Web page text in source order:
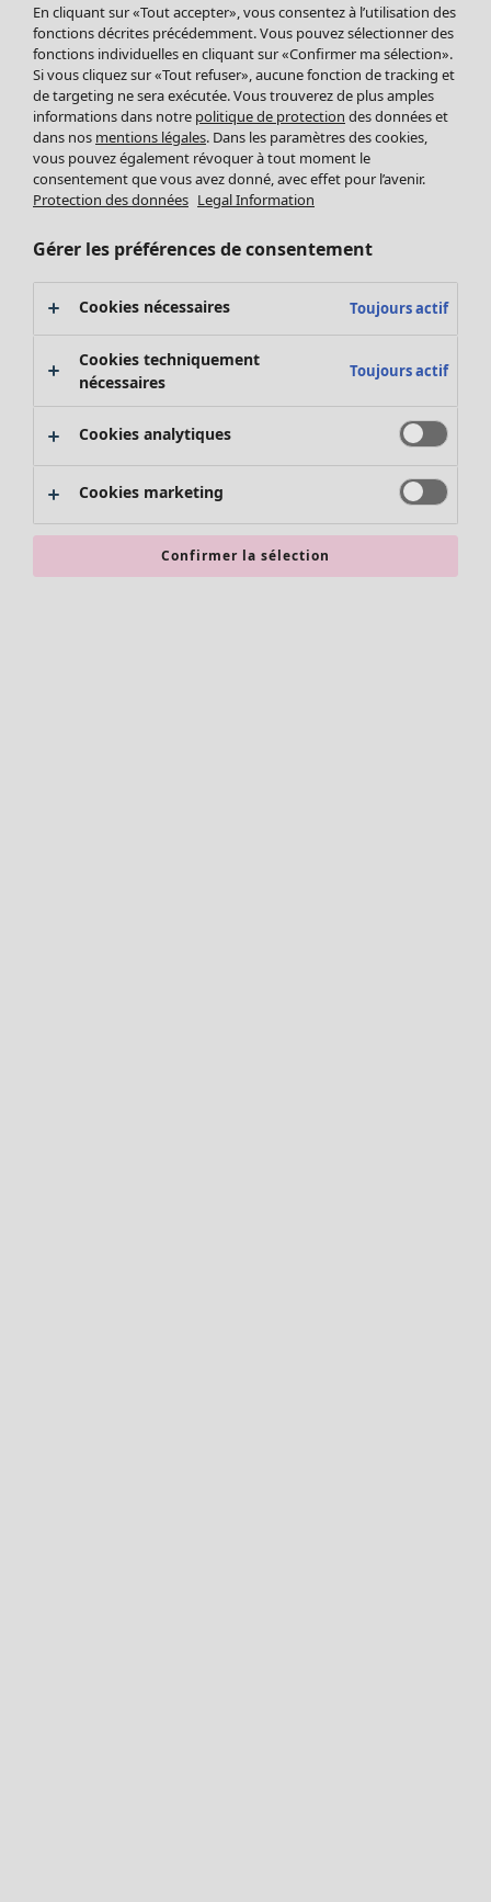
Leggings et collants
Accessoires
Chaussures
Vêtements de bain
Basics
Soldes Mobilier
Bonnes affaires déco
Décoration
Textiles
Tapis
Éponge
Promos SOLDES
Les promos de Gudrun Sjödén
Nouvel arrivage
Bonnes affaires en soldes - jusqu'à -70
En cliquant sur «Tout accepter», vous consentez à l’utilisation des
fonctions décrites précédemment. Vous pouvez sélectionner des
fonctions individuelles en cliquant sur «Confirmer ma sélection».
Si vous cliquez sur «Tout refuser», aucune fonction de tracking et
de targeting ne sera exécutée. Vous trouverez de plus amples
informations dans notre politique de protection des données et
dans nos mentions légales. Dans les paramètres des cookies,
vous pouvez également révoquer à tout moment le
consentement que vous avez donné, avec effet pour l’avenir.
Protection des données Legal Information
Gérer les préférences de consentement
Cookies nécessaires Toujours actif
Cookies techniquement
nécessaires
Toujours actif
Cookies analytiques
Cookies marketing
Confirmer la sélection